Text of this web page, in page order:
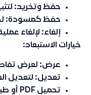
حفظ وتخريد:
حفظ كمسودة:
إلغاء: لإلغاء
خيارات الاستبعاد:
عرض: لعرض
تعديل: لتعديل
تحميل PDF
أو